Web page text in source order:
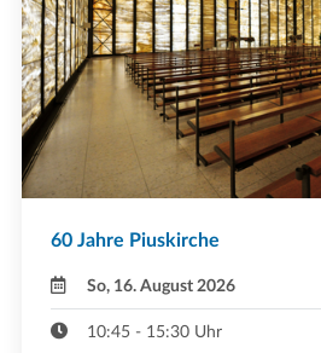
60 Jahre Piuskirche
So, 16. August 2026
10:45 - 15:30 Uhr